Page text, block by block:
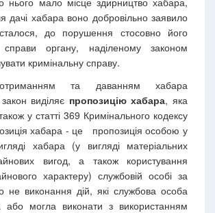
дачі хабара воно добровільно заявило
до порушення стосовно його
справи органу, наділеному законом
кримінальну справу.
та даванням хабара
виділяє пропозицію хабара, яка
у статті 369 Кримінального кодексу
хабара - це пропозиція особою у
хабара (у вигляді матеріальних
вигод, а також користування
характеру) службовій особі за
не виконання дій, які службова особа
або могла виконати з використанням